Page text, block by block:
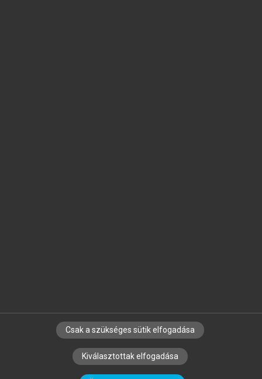
SZERZŐKNEK CÉGEKNEK KÖNYVTÁROSOKNAK
SZERKESZTÉSI ÉS LEKTORÁLÁSI ALAPELVEK
Csak a szükséges sütik elfogadása
Kiválasztottak elfogadása